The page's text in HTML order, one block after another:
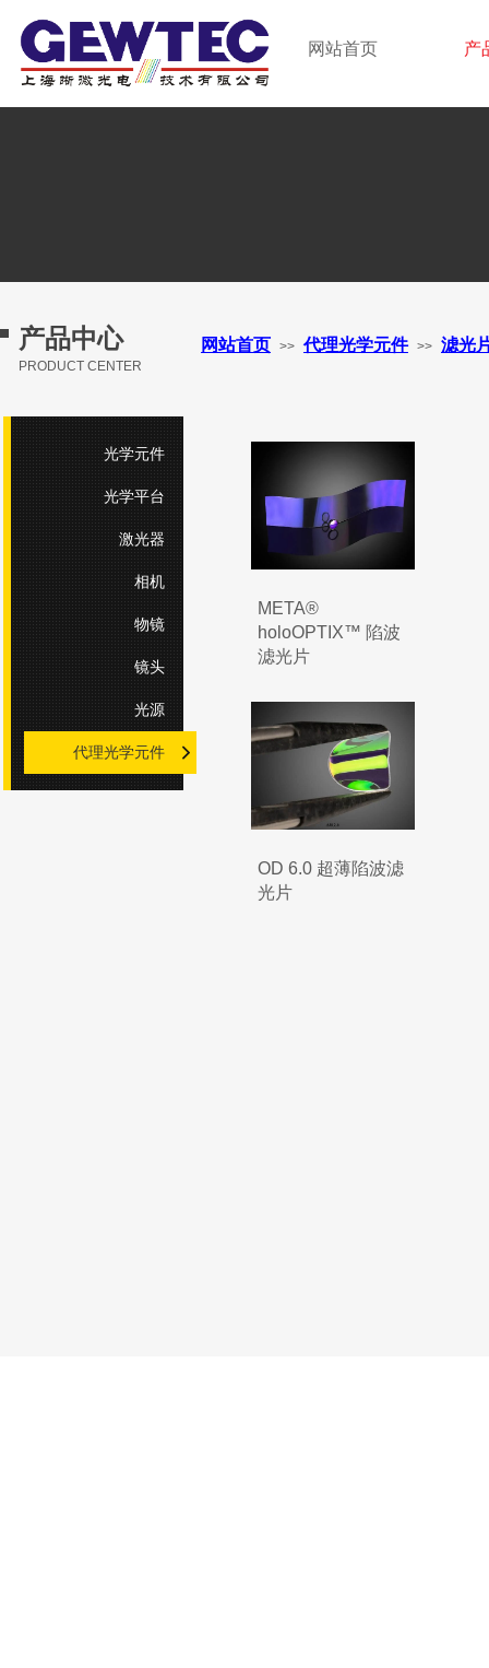
网站首页 产
GEWTEC LTD.
上海晰微光电技术有限公司
产品中心
PRODUCT CENTER
光学元件
光学平台
激光器
相机
物镜
镜头
光源
代理光学元件
META®
holoOPTIX™ 陷波
滤光片
OD 6.0 超薄陷波滤
光片
网站首页 >> 代理光学元件 >> 滤光